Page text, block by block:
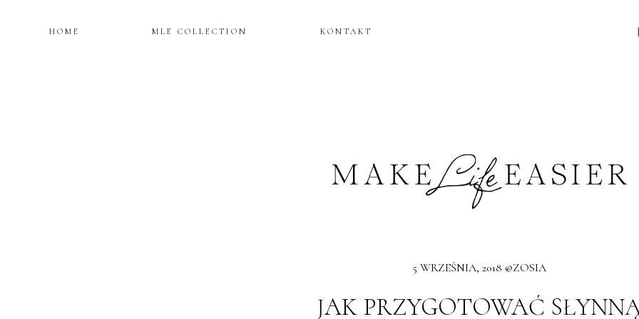
HOME MLE COLLECTION KONTAKT
5 WRZEŚNIA, 2018 @ZOSIA
JAK PRZYGOTOWAĆ